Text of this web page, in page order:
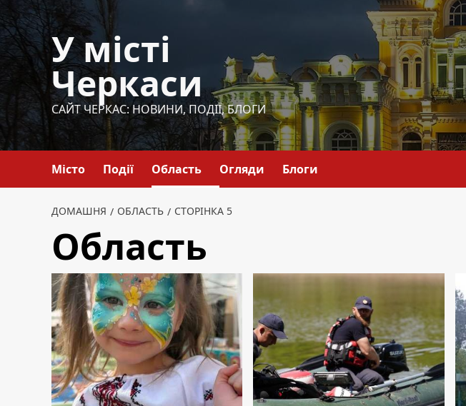
Перейти
до
вмісту
У місті
Черкаси
САЙТ ЧЕРКАС: НОВИНИ, ПОДІЇ, БЛОГИ
Місто Події Область Огляди Блоги
ДОМАШНЯ ОБЛАСТЬ СТОРІНКА 5
Область